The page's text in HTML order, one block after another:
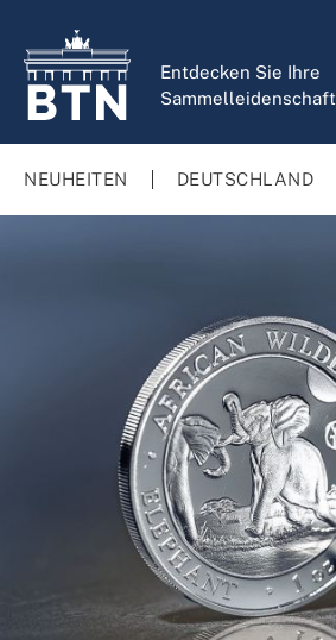
Entdecken Sie Ihre
Sammelleidenschaft
NEUHEITEN DEUTSCHLAND